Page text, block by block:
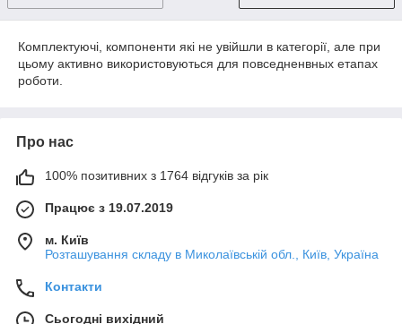
Комплектуючі, компоненти які не увійшли в категорії, але при
цьому активно використовуються для повседненвных етапах
роботи.
Про нас
100% позитивних з 1764 відгуків за рік
Працює з 19.07.2019
м. Київ
Розташування складу в Миколаївській обл., Київ, Україна
Контакти
Сьогодні вихідний